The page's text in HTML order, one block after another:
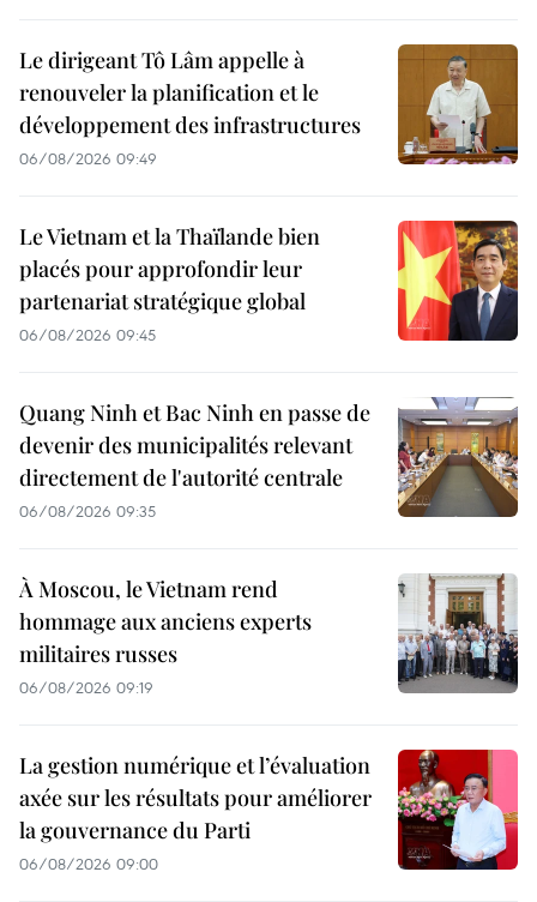
Le dirigeant Tô Lâm appelle à
renouveler la planification et le
développement des infrastructures
06/08/2026 09:49
Le Vietnam et la Thaïlande bien
placés pour approfondir leur
partenariat stratégique global
06/08/2026 09:45
Quang Ninh et Bac Ninh en passe de
devenir des municipalités relevant
directement de l'autorité centrale
06/08/2026 09:35
À Moscou, le Vietnam rend
hommage aux anciens experts
militaires russes
06/08/2026 09:19
La gestion numérique et l’évaluation
axée sur les résultats pour améliorer
la gouvernance du Parti
06/08/2026 09:00